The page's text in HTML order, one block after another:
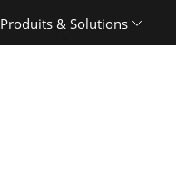
Produits & Solutions